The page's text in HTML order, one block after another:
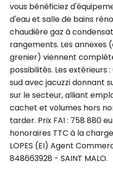
vous bénéficiez
d'eau et salle de bains
chaudière gaz à
rangements. Les annexes
grenier) viennent
possibilités. Les extérieurs
sud avec jacuzzi donnant
sur le secteur, alliant
cachet et volumes hors
tarder. Prix FAI : 758 880
honoraires TTC à la
LOPES (EI) Agent
848663928 - SAINT MALO.